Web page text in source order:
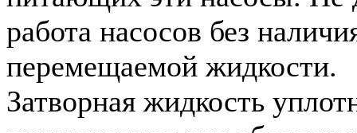
работа насосов без
перемещаемой жидкости.
Затворная жидкость